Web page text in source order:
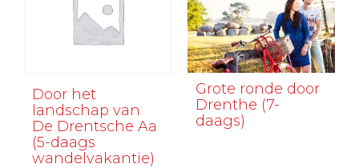
Door het
landschap van
De Drentsche Aa
(5-daags
wandelvakantie)
Grote ronde door
Drenthe (7-
daags)